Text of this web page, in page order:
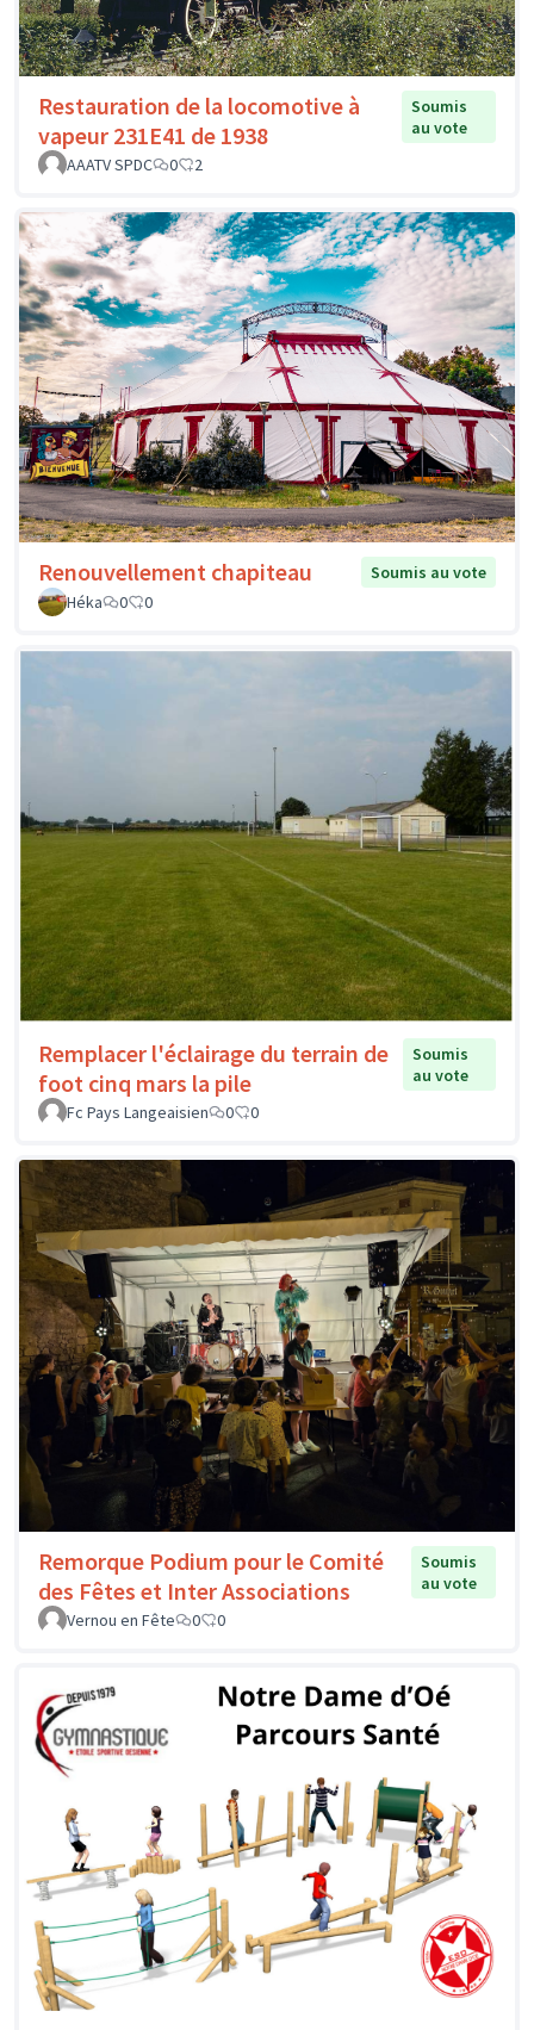
Restauration de la locomotive à
vapeur 231E41 de 1938
Soumis
au vote
AAATV SPDC
0 2
Renouvellement chapiteau
Soumis au vote
Héka
0 0
Remplacer l'éclairage du terrain de
foot cinq mars la pile
Soumis
au vote
Fc Pays Langeaisien
0 0
Remorque Podium pour le Comité
des Fêtes et Inter Associations
Soumis
au vote
Vernou en Fête
0 0